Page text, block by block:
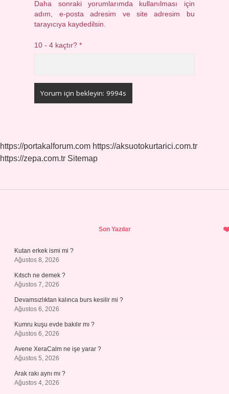
Daha sonraki yorumlarımda kullanılması için
adım, e-posta adresim ve site adresim bu
tarayıcıya kaydedilsin.
10 - 4 kaçtır?*
https://portakalforum.com https://aksuotokurtarici.com.tr
https://zepa.com.tr Sitemap
Son Yazılar
Kutan erkek ismi mi ?
Ağustos 8, 2026
Kıtsch ne demek ?
Ağustos 7, 2026
Devamsızlıktan kalınca burs kesilir mi ?
Ağustos 6, 2026
Kumru kuşu evde bakılır mı ?
Ağustos 6, 2026
Avene XeraCalm ne işe yarar ?
Ağustos 5, 2026
Arak rakı aynı mı ?
Ağustos 4, 2026